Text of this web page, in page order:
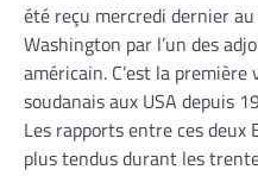
été reçu mercredi dernier
Washington par l’un des
américain. C’est la
soudanais aux USA depuis
Les rapports entre ces
plus tendus durant les